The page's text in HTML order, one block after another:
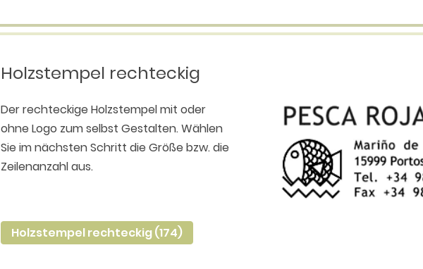
Holzstempel rechteckig
Der rechteckige Holzstempel mit oder
ohne Logo zum selbst Gestalten. Wählen
Sie im nächsten Schritt die Größe bzw. die
Zeilenanzahl aus.
Holzstempel rechteckig (174)